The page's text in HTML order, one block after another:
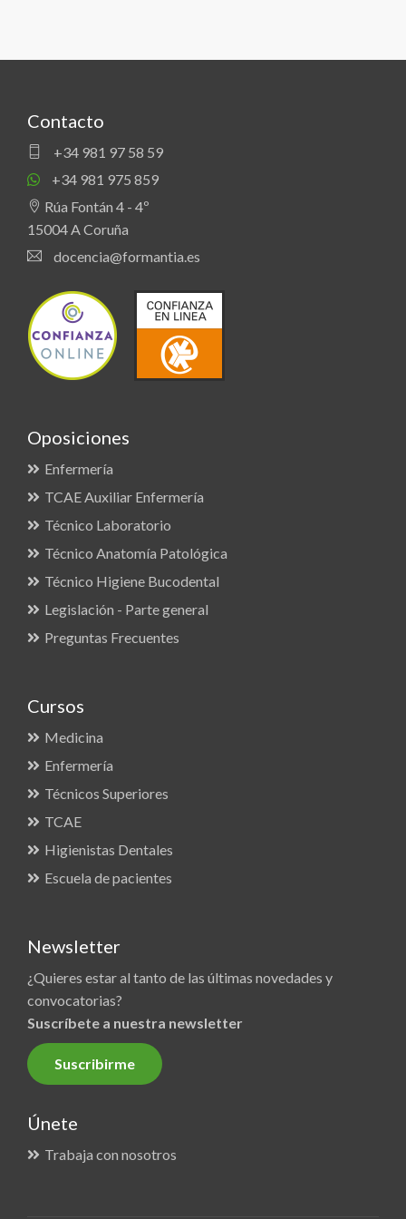
Contacto
+34 981 97 58 59
+34 981 975 859
Rúa Fontán 4 - 4º
15004 A Coruña
docencia@formantia.es
Oposiciones
Enfermería
TCAE Auxiliar Enfermería
Técnico Laboratorio
Técnico Anatomía Patológica
Técnico Higiene Bucodental
Legislación - Parte general
Preguntas Frecuentes
Cursos
Medicina
Enfermería
Técnicos Superiores
TCAE
Higienistas Dentales
Escuela de pacientes
Newsletter
¿Quieres estar al tanto de las últimas novedades y
convocatorias?
Suscríbete a nuestra newsletter
Suscribirme
Únete
Trabaja con nosotros